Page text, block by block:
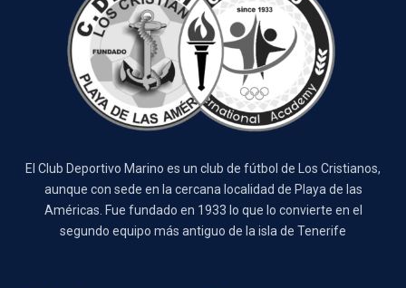
El Club Deportivo Marino es un club de fútbol de Los Cristianos,
aunque con sede en la cercana localidad de Playa de las
Américas. Fue fundado en 1933 lo que lo convierte en el
segundo equipo más antiguo de la isla de Tenerife